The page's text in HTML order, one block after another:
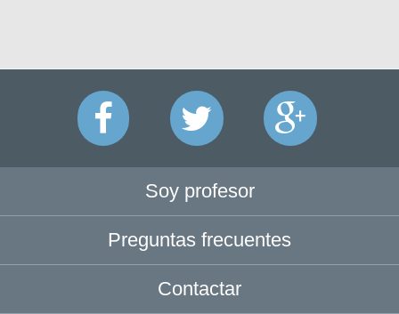
Soy profesor
Preguntas frecuentes
Contactar